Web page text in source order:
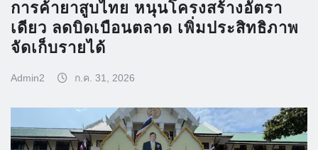
การค้ายาสูบไทย หนุนโครงสร้างอัตรา
เดียว ลดบิดเบือนตลาด เพิ่มประสิทธิภาพ
จัดเก็บรายได้
Admin2 ก.ค. 31, 2026